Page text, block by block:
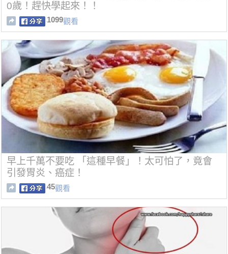
0歲！趕快學起來！！
1099觀看
早上千萬不要吃 「這種早餐」！太可怕了，竟會
引發胃炎、癌症！
45觀看